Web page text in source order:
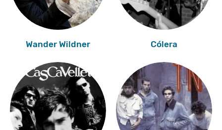
Wander Wildner Cólera